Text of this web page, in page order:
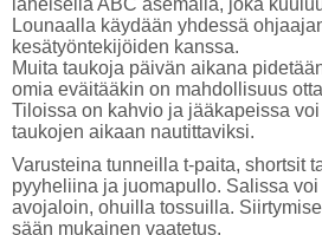
läheisellä ABC asemalla, joka
Lounaalla käydään yhdessä
kesätyöntekijöiden kanssa.
Muita taukoja päivän aikana
omia eväitääkin on mahdollisuus
Tiloissa on kahvio ja jääkapeissa
taukojen aikaan nautittaviksi.
Varusteina tunneilla t-paita, shortsit
pyyheliina ja juomapullo. Salissa
avojaloin, ohuilla tossuilla.
sään mukainen vaatetus.